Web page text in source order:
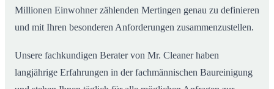
Millionen Einwohner zählenden Mertingen genau zu definieren
und mit Ihren besonderen Anforderungen zusammenzustellen.
Unsere fachkundigen Berater von Mr. Cleaner haben
langjährige Erfahrungen in der fachmännischen Baureinigung